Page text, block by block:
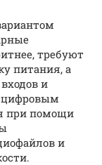
требуют
питания, а
и
цифровым
при помощи
и